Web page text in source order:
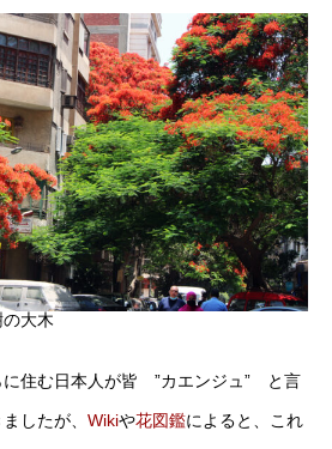
大木
に住む日本人が皆 ”カエンジュ” と言
したが、 Wikiや花図鑑によると、これ